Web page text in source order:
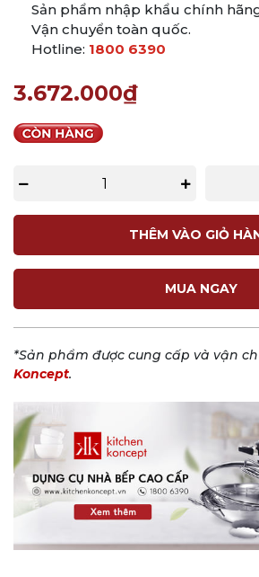
Sản phẩm nhập khẩu chính
Vận chuyển toàn quốc.
Hotline: 1800 6390
3.672.000₫
THÊM VÀO GIỎ
MUA NGAY
*Sản phẩm được cung cấp và vận
Koncept.